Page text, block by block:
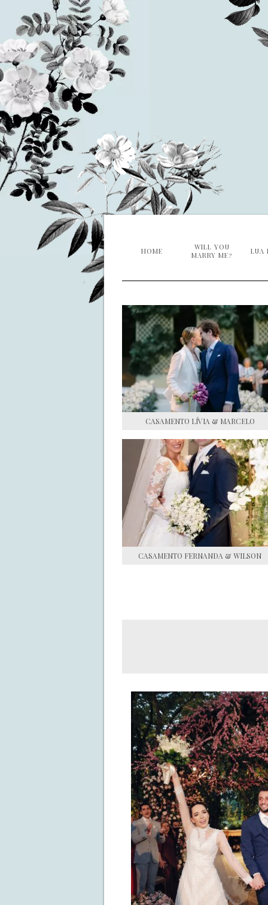
HOME
WILL YOU
MARRY ME?
LUA
CASAMENTO LÍVIA & MARCELO
CASAMENTO FERNANDA & WILSON